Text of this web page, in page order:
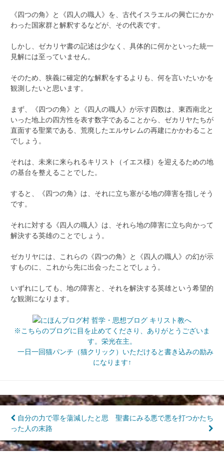
《四つの角》と《四人の職人》を、古代イスラエルの興亡にかか
わった国家群と解釈するなどが、その代表です。
しかし、ゼカリヤ書の記述は少なく、具体的に何かといった統一
見解には至っていません。
そのため、狭義に確定的な解釈をするよりも、何を言いたいかを
観測したいと思います。
まず、《四つの角》と《四人の職人》が示す四数は、東西南北と
いった地上の四方性を表す数字であることから、ゼカリヤたちが
直面する聖業である、荒廃したエルサレムの再建にかかわること
でしょう。
それは、未来に来られるキリスト（イエス様）を迎えるための地
の基台を整えることでした。
すると、《四つの角》は、それに立ち塞がる地の障害を指しそう
です。
それに対する《四人の職人》は、それら地の障害に立ち向かって
解決する英雄のことでしょう。
ゼカリヤには、これらの《四つの角》と《四人の職人》の幻が示
すものに、これから先に出会ったことでしょう。
いずれにしても、地の障害と、それを解決する英雄という希望的
な観測になります。
※こちらのブログに目を止めてくださり、ありがとうございま
す。栄光在主。
一日一回猫パンチ（猫クリック）いただけると書き込みの励み
になります↑
投
稿
自分の力で罪を蕩減したと思
った人の末路
聖書にみる悪で悪を打つかたち